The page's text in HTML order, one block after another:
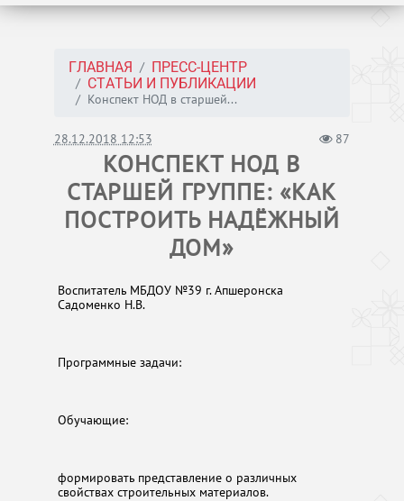
ГЛАВНАЯ
ПРЕСС-ЦЕНТР
СТАТЬИ И ПУБЛИКАЦИИ
Конспект НОД в старшей...
28.12.2018 12:53 87
КОНСПЕКТ НОД В
СТАРШЕЙ ГРУППЕ: «КАК
ПОСТРОИТЬ НАДЁЖНЫЙ
ДОМ»
Воспитатель МБДОУ №39 г. Апшеронска
Садоменко Н.В.
Программные задачи:
Обучающие:
формировать представление о различных
свойствах строительных материалов.